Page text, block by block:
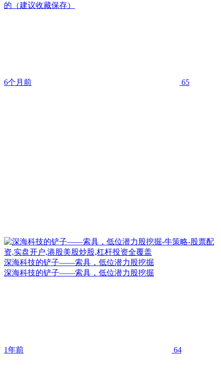
的（建议收藏保存）
6个月前 65
深海科技的铲子——索具，低位潜力股挖掘
深海科技的铲子——索具，低位潜力股挖掘
1年前 64